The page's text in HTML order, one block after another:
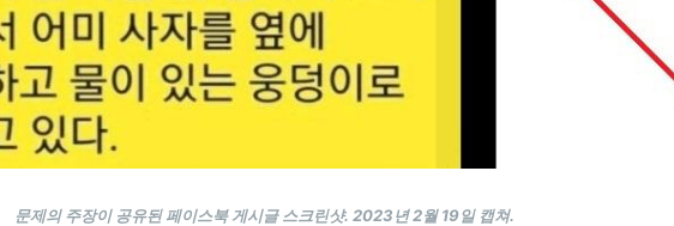
문제의 주장이 공유된 페이스북 게시글 스크린샷. 2023년 2월 19일 캡쳐.